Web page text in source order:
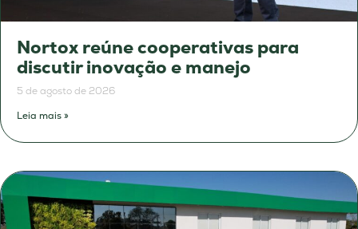
Nortox reúne cooperativas para
discutir inovação e manejo
5 de agosto de 2026
Leia mais »